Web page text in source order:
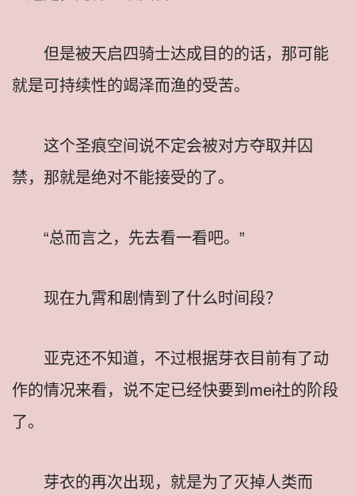
但是被天启四骑士达成目的的话，那可能
就是可持续性的竭泽而渔的受苦。
这个圣痕空间说不定会被对方夺取并囚
禁，那就是绝对不能接受的了。
“总而言之，先去看一看吧。”
现在九霄和剧情到了什么时间段？
亚克还不知道，不过根据芽衣目前有了动
作的情况来看，说不定已经快要到mei社的阶段
了。
芽衣的再次出现，就是为了灭掉人类而